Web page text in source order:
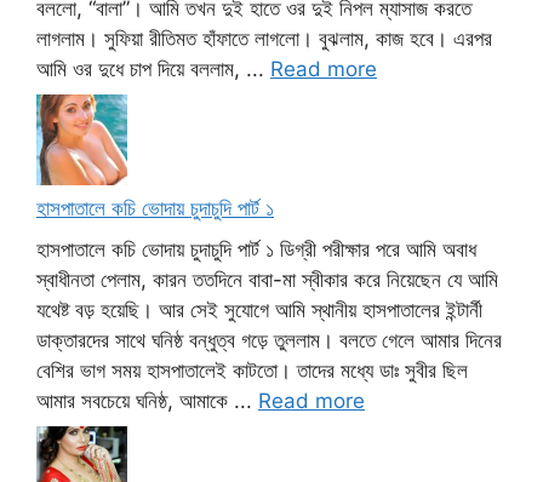
বললো, “বালা”। আমি তখন দুই হাতে ওর দুই নিপল ম্যাসাজ করতে
লাগলাম। সুফিয়া রীতিমত হাঁফাতে লাগলো। বুঝলাম, কাজ হবে। এরপর
আমি ওর দুধে চাপ দিয়ে বললাম, ... Read more
হাসপাতালে কচি ভোদায় চুদাচুদি পার্ট ১
হাসপাতালে কচি ভোদায় চুদাচুদি পার্ট ১ ডিগ্রী পরীক্ষার পরে আমি অবাধ
স্বাধীনতা পেলাম, কারন ততদিনে বাবা-মা স্বীকার করে নিয়েছেন যে আমি
যথেষ্ট বড় হয়েছি। আর সেই সুযোগে আমি স্থানীয় হাসপাতালের ইন্টার্নী
ডাক্তারদের সাথে ঘনিষ্ঠ বন্ধুত্ব গড়ে তুললাম। বলতে গেলে আমার দিনের
বেশির ভাগ সময় হাসপাতালেই কাটতো। তাদের মধ্যে ডাঃ সুবীর ছিল
আমার সবচেয়ে ঘনিষ্ঠ, আমাকে ... Read more